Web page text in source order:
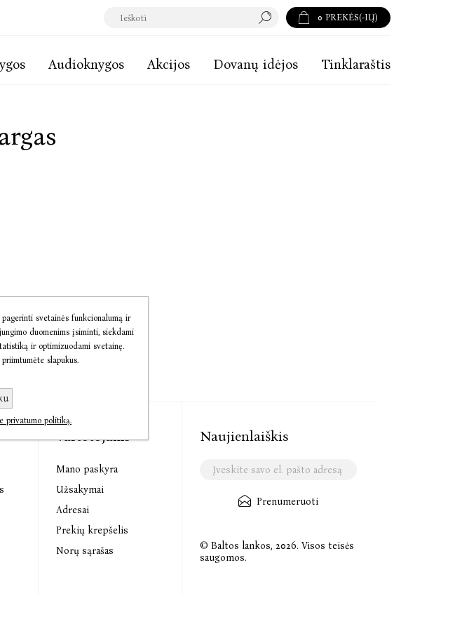
0 PREKĖS(-IŲ)
Audioknygos Akcijos Dovanų idėjos Tinklaraštis
Vartotojams
Mano paskyra
Užsakymai
Adresai
Prekių krepšelis
Norų sąrašas
Naujienlaiškis
Prenumeruoti
© Baltos lankos, 2026. Visos teisės
saugomos.
svetainės funkcionalumą ir
duomenims įsiminti, siekdami
ir optimizuodami svetainę.
slapukus.
privatumo politiką.